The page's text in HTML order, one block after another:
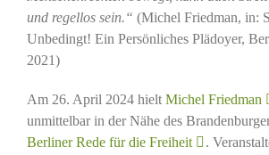
und regellos sein.“ (Michel Friedman, in:
Unbedingt! Ein Persönliches Plädoyer,
2021)
Am 26. April 2024 hielt Michel Friedman
unmittelbar in der Nähe des
Berliner Rede für die Freiheit
.